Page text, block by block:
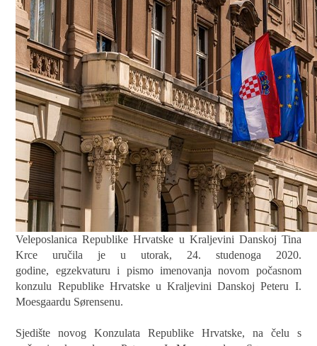
Veleposlanica Republike Hrvatske u Kraljevini Danskoj Tina
Krce uručila je u utorak, 24. studenoga 2020.
godine, egzekvaturu i pismo imenovanja novom počasnom
konzulu Republike Hrvatske u Kraljevini Danskoj Peteru I.
Moesgaardu Sørensenu.
Sjedište novog Konzulata Republike Hrvatske, na čelu s